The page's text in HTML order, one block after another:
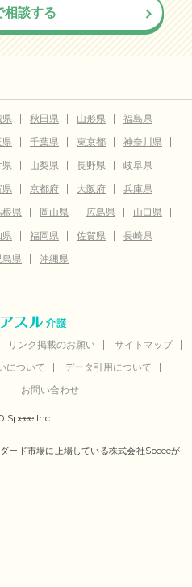
相談する
県 秋田県 山形県
福島県
県 千葉県 東京都
神奈川県
県 山梨県 長野県
岐阜県
県 京都府 大阪府
兵庫県
根県 岡山県 広島県
山口県
県 福岡県 佐賀県
長崎県
島県 沖縄県
リンク掲載のお願い
サイトマップ
について
データ引用について
お問い合わせ
Inc.
ード市場に上場している株式会社Speeeが